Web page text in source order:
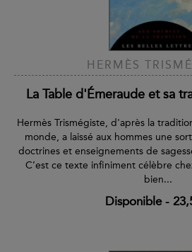
HERMÈS
La Table d'Émeraude et sa
Hermès Trismégiste, d'après la
monde, a laissé aux hommes une
doctrines et enseignements de
C’est ce texte infiniment célèbre
bien...
Disponible-